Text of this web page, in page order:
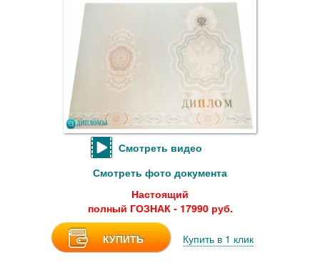
Смотреть видео
Смотреть фото документа
Настоящий
полный ГОЗНАК - 17990 руб.
КУПИТЬ Купить в 1 клик